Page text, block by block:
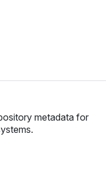
metadata for